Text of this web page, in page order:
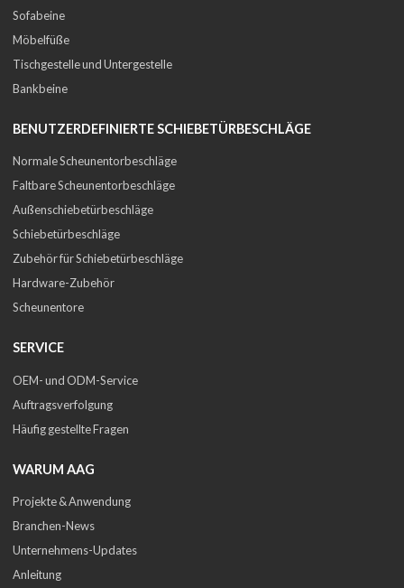
Sofabeine
Möbelfüße
Tischgestelle und Untergestelle
Bankbeine
BENUTZERDEFINIERTE SCHIEBETÜRBESCHLÄGE
Normale Scheunentorbeschläge
Faltbare Scheunentorbeschläge
Außenschiebetürbeschläge
Schiebetürbeschläge
Zubehör für Schiebetürbeschläge
Hardware-Zubehör
Scheunentore
SERVICE
OEM- und ODM-Service
Auftragsverfolgung
Häufig gestellte Fragen
WARUM AAG
Projekte & Anwendung
Branchen-News
Unternehmens-Updates
Anleitung